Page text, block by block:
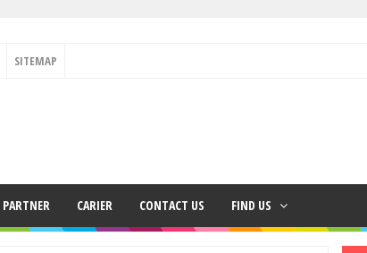
SITEMAP
PARTNER CARIER CONTACT US FIND US